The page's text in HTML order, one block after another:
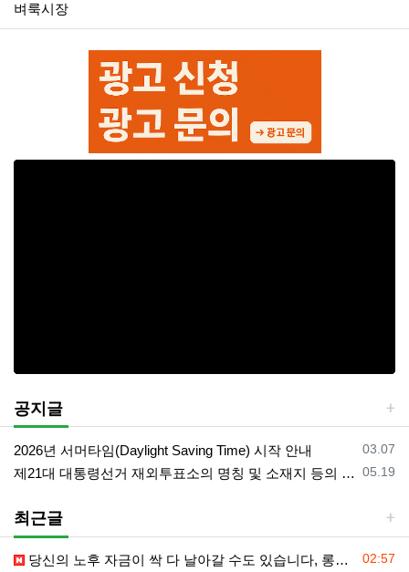
벼룩시장
공지글
등록일
03.07
2026년 서머타임(Daylight Saving Time) 시작 안내
등록일
05.19
제21대 대통령선거 재외투표소의 명칭 및 소재지 등의 공고/올랜도 제외 투표소
최근글
등록일
02:57
당신의 노후 자금이 싹 다 날아갈 수도 있습니다, 롱텀케어 준비 하기